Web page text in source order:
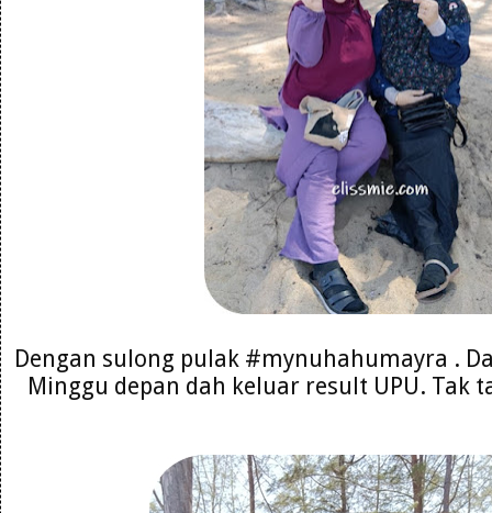
Dengan sulong pulak #mynuhahumayra .
Minggu depan dah keluar result UPU. Tak